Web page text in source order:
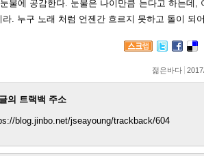
물에 공감한다. 눈물은 나이만큼 는다고 하는데,
라. 누구 노래 처럼 언젠간 흐르지 못하고 돌이 되
젊은바다
의 트랙백 주소
blog.jinbo.net/jseayoung/trackback/604